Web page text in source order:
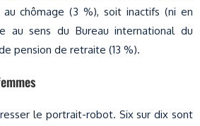
chômage (3 %), soit inactifs (ni en
au sens du Bureau international du
pension de retraite (13 %).
le portrait-robot. Six sur dix sont